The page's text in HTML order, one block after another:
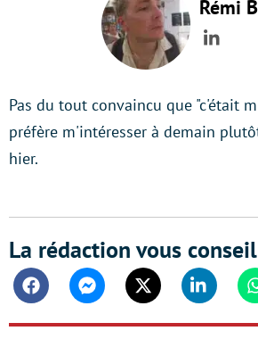
Rémi
Pas du tout convaincu que "c'était
préfère m'intéresser à demain
hier.
La rédaction vous
FacebookMessengerTwitter Linkedin